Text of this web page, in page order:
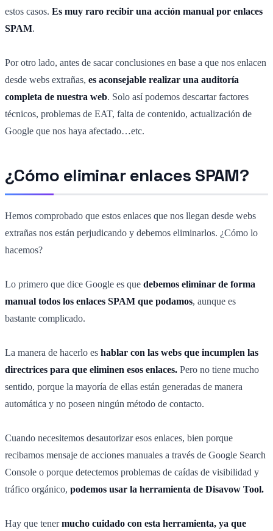
estos casos. Es muy raro recibir una acción manual por enlaces
SPAM.
Por otro lado, antes de sacar conclusiones en base a que nos enlacen
desde webs extrañas, es aconsejable realizar una auditoría
completa de nuestra web. Solo así podemos descartar factores
técnicos, problemas de EAT, falta de contenido, actualización de
Google que nos haya afectado…etc.
¿Cómo eliminar enlaces SPAM?
Hemos comprobado que estos enlaces que nos llegan desde webs
extrañas nos están perjudicando y debemos eliminarlos. ¿Cómo lo
hacemos?
Lo primero que dice Google es que debemos eliminar de forma
manual todos los enlaces SPAM que podamos, aunque es
bastante complicado.
La manera de hacerlo es hablar con las webs que incumplen las
directrices para que eliminen esos enlaces. Pero no tiene mucho
sentido, porque la mayoría de ellas están generadas de manera
automática y no poseen ningún método de contacto.
Cuando necesitemos desautorizar esos enlaces, bien porque
recibamos mensaje de acciones manuales a través de Google Search
Console o porque detectemos problemas de caídas de visibilidad y
tráfico orgánico, podemos usar la herramienta de Disavow Tool.
Hay que tenermucho cuidado con esta herramienta, ya que